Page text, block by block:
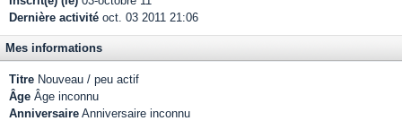
Dernière activité oct. 03 2011 21:06
Mes informations
Titre Nouveau / peu actif
Âge Âge inconnu
Anniversaire Anniversaire inconnu